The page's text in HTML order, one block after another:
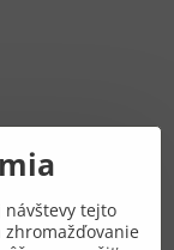
návštevy tejto